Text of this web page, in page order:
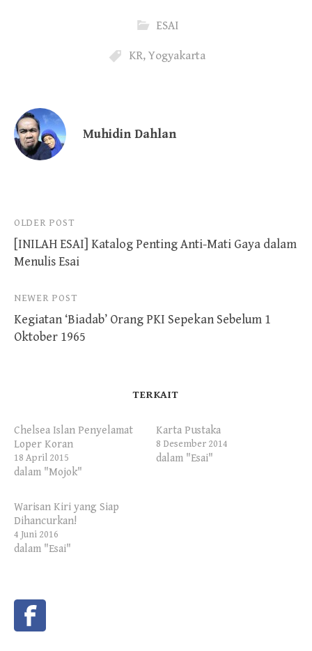
ESAI
KR, Yogyakarta
Muhidin Dahlan
Post
navigation
OLDER POST
[INILAH ESAI] Katalog Penting Anti-Mati Gaya dalam
Menulis Esai
NEWER POST
Kegiatan ‘Biadab’ Orang PKI Sepekan Sebelum 1
Oktober 1965
TERKAIT
Chelsea Islan Penyelamat
Loper Koran
18 April 2015
dalam "Mojok"
Karta Pustaka
8 Desember 2014
dalam "Esai"
Warisan Kiri yang Siap
Dihancurkan!
4 Juni 2016
dalam "Esai"